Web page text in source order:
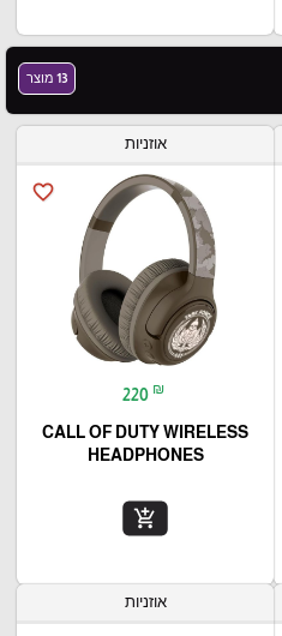
13 מוצר
אוזניות
favorite_border
220 ₪
CALL OF DUTY WIRELESS
HEADPHONES
add_shopping_cart
אוזניות